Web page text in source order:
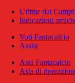
Ultime dai Campi
Indicazioni
Voti Fantacalcio
Assist
Asta Fantacalcio
Asta di